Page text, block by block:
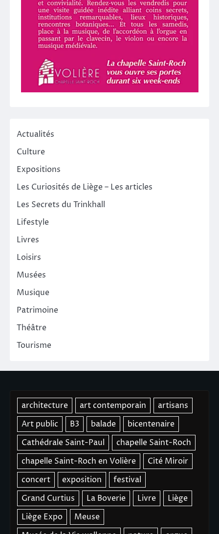
Actualités
Culture
Expositions
Les Curiosités de Liège – Les articles
Les Secrets du Trinkhall
Lifestyle
Livres
Loisirs
Musées
Musique
Patrimoine
Théâtre
Tourisme